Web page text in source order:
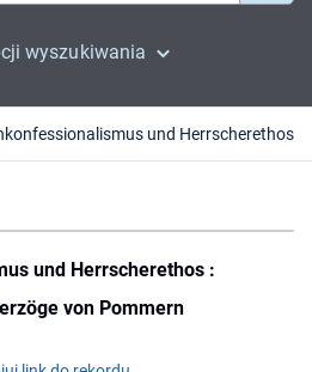
wyszukiwania
und Herrscherethos :
von Pommern